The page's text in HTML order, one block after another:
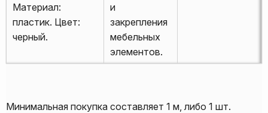
Материал:
пластик. Цвет:
черный.
и
закрепления
мебельных
элементов.
Минимальная покупка составляет 1 м, либо 1 шт.